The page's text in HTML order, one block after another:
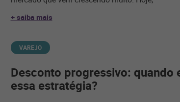
+ saiba mais
VAREJO
Desconto progressivo: quando
essa estratégia?